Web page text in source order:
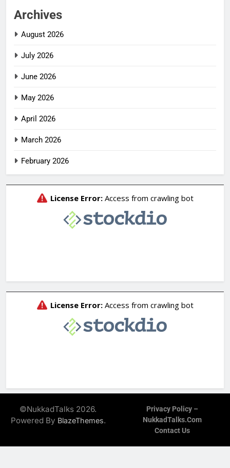
Archives
August 2026
July 2026
June 2026
May 2026
April 2026
March 2026
February 2026
©NukkadTalks 2026.
Powered By BlazeThemes.
Privacy Policy –
NukkadTalks.com
Contact Us